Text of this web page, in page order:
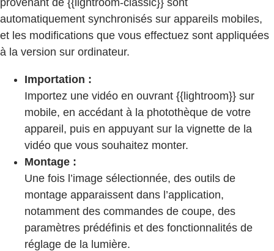
automatiquement synchronisés sur appareils mobiles,
et les modifications que vous effectuez sont appliquées
à la version sur ordinateur.
Importation :
Importez une vidéo en ouvrant {{lightroom}} sur
mobile, en accédant à la photothèque de votre
appareil, puis en appuyant sur la vignette de la
vidéo que vous souhaitez monter.
Montage :
Une fois l’image sélectionnée, des outils de
montage apparaissent dans l’application,
notamment des commandes de coupe, des
paramètres prédéfinis et des fonctionnalités de
réglage de la lumière.